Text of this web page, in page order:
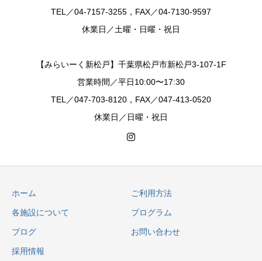
TEL／04-7157-3255，FAX／04-7130-9597
休業日／土曜・日曜・祝日
【みらいーく新松戸】千葉県松戸市新松戸3-107-1F
営業時間／平日10:00〜17:30
TEL／047-703-8120，FAX／047-413-0520
休業日／日曜・祝日
ホーム ご利用方法
各施設について プログラム
ブログ お問い合わせ
採用情報